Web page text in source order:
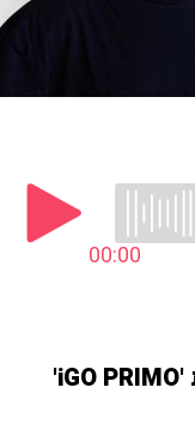
00:00
בן ועמנואל מחלקים לכם תוכנת 'iGO PRIMO'